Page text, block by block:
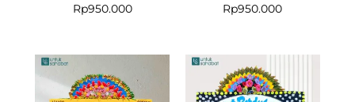
Rp950.000
Rp950.000